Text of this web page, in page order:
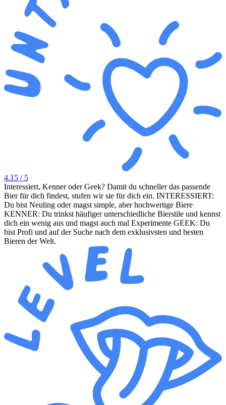
4.15 / 5
Interessiert, Kenner oder Geek? Damit du schneller das passende
Bier für dich findest, stufen wir sie für dich ein. INTERESSIERT:
Du bist Neuling oder magst simple, aber hochwertige Biere
KENNER: Du trinkst häufiger unterschiedliche Bierstile und kennst
dich ein wenig aus und magst auch mal Experimente GEEK: Du
bist Profi und auf der Suche nach dem exklusivsten und besten
Bieren der Welt.